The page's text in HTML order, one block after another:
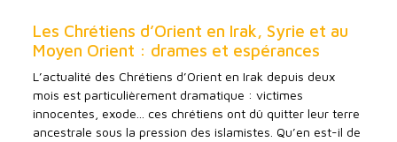
Les Chrétiens d’Orient en Irak, Syrie et au
Moyen Orient : drames et espérances
L’actualité des Chrétiens d’Orient en Irak depuis deux
mois est particulièrement dramatique : victimes
innocentes, exode... ces chrétiens ont dû quitter leur terre
ancestrale sous la pression des islamistes. Qu’en est-il de